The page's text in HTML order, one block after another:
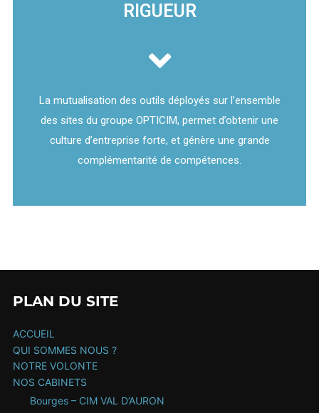
RIGUEUR
La mutualisation des outils déployés sur l’ensemble
des sites du groupe OPTICIM, permet d’obtenir une
culture d’entreprise forte, et génère une grande
complémentarité de compétences.
PLAN DU SITE
ACCUEIL
QUI SOMMES NOUS ?
NOTRE VOLONTE
NOS CABINETS
Bourges – CIM VAL D’AURON